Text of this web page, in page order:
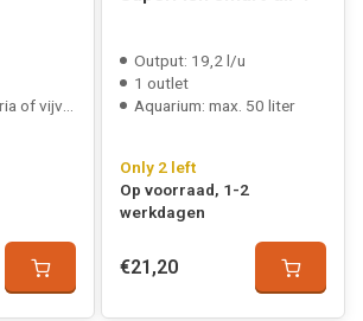
of vijver
Output: 19,2 l/u
1 outlet
Aquarium: max. 50 liter
Only 2 left
Op voorraad, 1-2
werkdagen
€21,20